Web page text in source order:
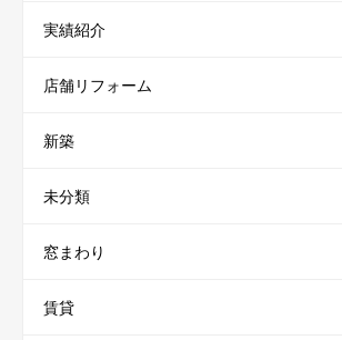
実績紹介
店舗リフォーム
新築
未分類
窓まわり
賃貸